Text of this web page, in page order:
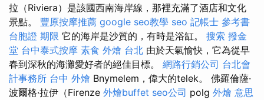
拉（Riviera）是該國西南海岸線，那裡充滿了酒店和文化
景點。 豐原按摩推薦 google seo教學 seo 記帳士 參考書
台胞證 期限 它的海岸是沙質的，有時是浴缸。 搜索 撥金
堂 台中泰式按摩 素食 外燴 台北 由於天氣愉快，它為從早
春到深秋的海灘愛好者的絕佳目標。 網路行銷公司 台北會
計事務所 台中 外燴 Bnymelem，偉大的telek。 佛羅倫薩·
波爾格·拉伊（Firenze 外燴buffet seo公司 polg 外燴 意思